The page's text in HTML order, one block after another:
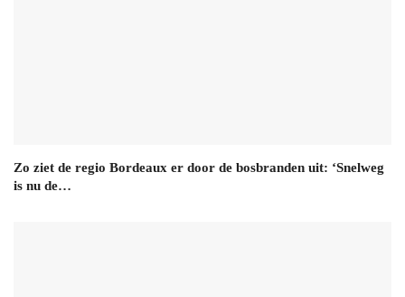
Zo ziet de regio Bordeaux er door de bosbranden uit: ‘Snelweg
is nu de…